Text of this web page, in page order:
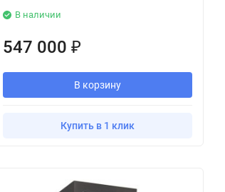
В наличии
547 000 ₽
В корзину
Купить в 1 клик